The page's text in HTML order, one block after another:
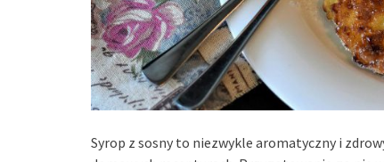
Syrop z sosny to niezwykle aromatyczny i